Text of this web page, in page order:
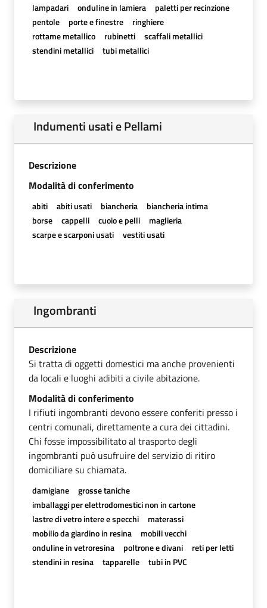
lampadari
onduline in lamiera
paletti per recinzione
pentole
porte e finestre
ringhiere
rottame metallico
rubinetti
scaffali metallici
stendini metallici
tubi metallici
Indumenti usati e Pellami
Descrizione
Modalità di conferimento
abiti abiti usati biancheria
biancheria intima
borse
cappelli cuoio e pelli
maglieria
scarpe e scarponi usati
vestiti usati
Ingombranti
Descrizione
Si tratta di oggetti domestici ma anche provenienti
da locali e luoghi adibiti a civile abitazione.
Modalità di conferimento
I rifiuti ingombranti devono essere conferiti presso i
centri comunali, direttamente a cura dei cittadini.
Chi fosse impossibilitato al trasporto degli
ingombranti può usufruire del servizio di ritiro
domiciliare su chiamata.
damigiane
grosse taniche
imballaggi per elettrodomestici non in cartone
lastre di vetro intere e specchi
materassi
mobilio da giardino in resina
mobili vecchi
onduline in vetroresina
poltrone e divani
reti per letti
stendini in resina
tapparelle tubi in PVC